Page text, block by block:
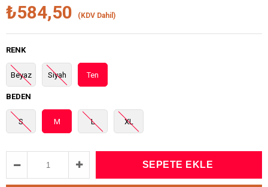
₺584,50 (KDV Dahil)
RENK
Beyaz Siyah Ten
BEDEN
S M L XL